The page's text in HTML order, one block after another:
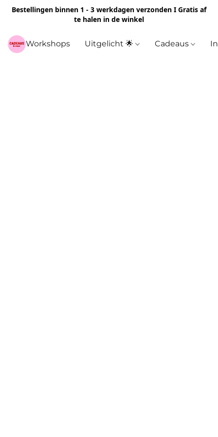
Bestellingen binnen 1 - 3 werkdagen verzonden I Gratis af
te halen in de winkel
Workshops Uitgelicht 🌟 Cadeaus